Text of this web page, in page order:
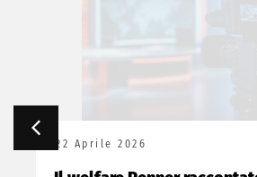
22 Aprile 2026